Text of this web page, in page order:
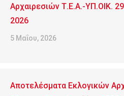
Αρχαιρεσιών Τ.Ε.Α.-ΥΠ.ΟΙΚ.
2026
5 Μαΐου, 2026
Αποτελέσματα Εκλογικών